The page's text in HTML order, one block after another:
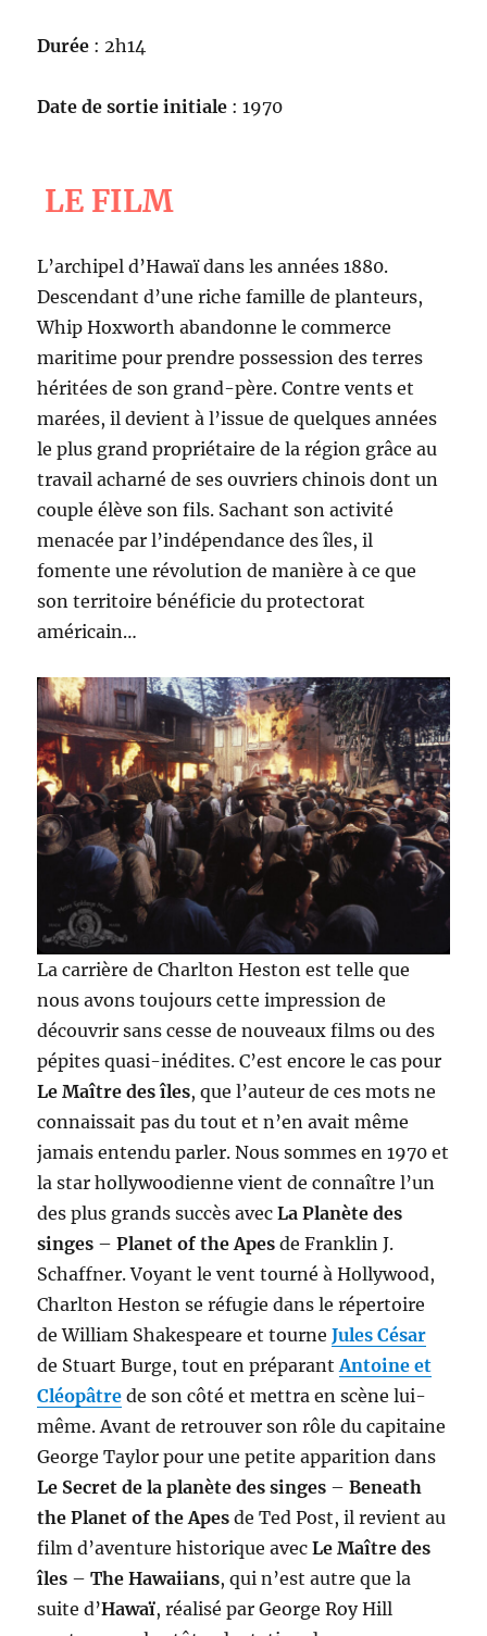
Durée : 2h14
Date de sortie initiale : 1970
LE FILM
L’archipel d’Hawaï dans les années 1880.
Descendant d’une riche famille de planteurs,
Whip Hoxworth abandonne le commerce
maritime pour prendre possession des terres
héritées de son grand-père. Contre vents et
marées, il devient à l’issue de quelques années
le plus grand propriétaire de la région grâce au
travail acharné de ses ouvriers chinois dont un
couple élève son fils. Sachant son activité
menacée par l’indépendance des îles, il
fomente une révolution de manière à ce que
son territoire bénéficie du protectorat
américain…
La carrière de Charlton Heston est telle que
nous avons toujours cette impression de
découvrir sans cesse de nouveaux films ou des
pépites quasi-inédites. C’est encore le cas pour
Le Maître des îles, que l’auteur de ces mots ne
connaissait pas du tout et n’en avait même
jamais entendu parler. Nous sommes en 1970 et
la star hollywoodienne vient de connaître l’un
des plus grands succès avecLa Planète des
singes – Planet of the Apes de Franklin J.
Schaffner. Voyant le vent tourné à Hollywood,
Charlton Heston se réfugie dans le répertoire
de William Shakespeare et tourneJules César
de Stuart Burge, tout en préparantAntoine et
Cléopâtre de son côté et mettra en scène lui-
même. Avant de retrouver son rôle du capitaine
George Taylor pour une petite apparition dans
Le Secret de la planète des singes – Beneath
the Planet of the Apes de Ted Post, il revient au
film d’aventure historique avecLe Maître des
îles – The Hawaiians, qui n’est autre que la
suite d’Hawaï, réalisé par George Roy Hill